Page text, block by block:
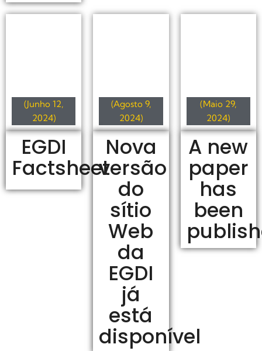
(Junho 12,
2024)
EGDI
Factsheet
(Agosto 9,
2024)
Nova
versão
do
sítio
Web
da
EGDI
já
está
disponível
(Maio 29,
2024)
A new
paper
has
been